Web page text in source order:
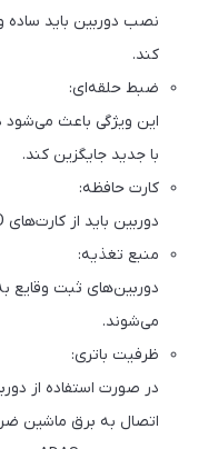
نصب دوربین باید ساده
کند.
ضبط حلقه‌ای:
این ویژگی باعث می‌شود
با جدید جایگزین کند.
کارت حافظه:
دوربین باید از کارت‌های MicroSD با ظرفیت بالا پشتیبانی کند.
منبع تغذیه:
دوربین‌های ثبت وقایع
می‌شوند.
ظرفیت باتری:
در صورت استفاده از
اتصال به برق ماشین